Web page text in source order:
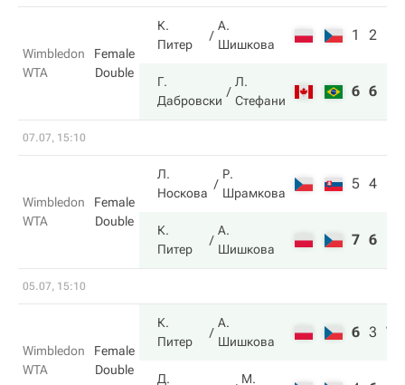
Wimbledon
WTA
Female
Double
К.
Питер
А.
Шишкова
1 2
Г.
Дабровски
Л.
Стефани
6 6
07.07, 15:10
Wimbledon
WTA
Female
Double
Л.
Носкова
Р.
Шрамкова
5 4
К.
Питер
А.
Шишкова
7 6
05.07, 15:10
Wimbledon
WTA
Female
Double
К.
Питер
А.
Шишкова
6 3 7
Д.
M.